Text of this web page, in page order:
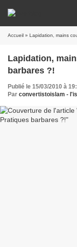
Accueil » Lapidation, mains
Lapidation,
barbares ?!
Publié le 15/03/2010 à
Par convertistoislam -